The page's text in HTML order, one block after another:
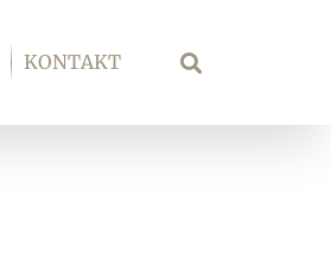
KONTAKT Suche